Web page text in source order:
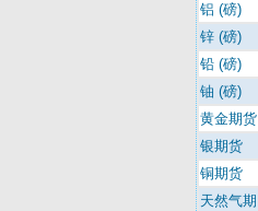
铝 (磅)
锌 (磅)
铅 (磅)
铀 (磅)
黄金期货
银期货
铜期货
天然气期